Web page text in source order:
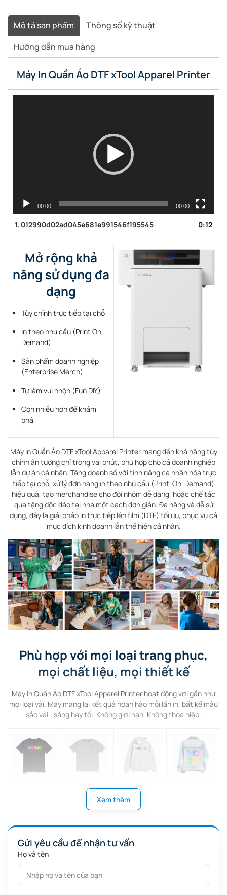
Mô tả sản phẩm
Thông số kỹ thuật
Hướng dẫn mua hàng
Máy In Quần Áo DTF xTool Apparel Printer
00:00 00:00
1. 012990d02ad045e681e991546f195545 0:12
Mở rộng khả
năng sử dụng đa
dạng
Tùy chỉnh trực tiếp tại chỗ
In theo nhu cầu (Print On
Demand)
Sản phẩm doanh nghiệp
(Enterprise Merch)
Tự làm vui nhộn (Fun DIY)
Còn nhiều hơn để khám
phá
Máy In Quần Áo DTF xTool Apparel Printer mang đến khả năng tùy
chỉnh ấn tượng chỉ trong vài phút, phù hợp cho cả doanh nghiệp
lẫn dự án cá nhân. Tăng doanh số với tính năng cá nhân hóa trực
tiếp tại chỗ, xử lý đơn hàng in theo nhu cầu (Print-On-Demand)
hiệu quả, tạo merchandise cho đội nhóm dễ dàng, hoặc chế tác
quà tặng độc đáo tại nhà một cách đơn giản. Đa năng và dễ sử
dụng, đây là giải pháp in trực tiếp lên film (DTF) tối ưu, phục vụ cả
mục đích kinh doanh lẫn thể hiện cá nhân.
Phù hợp với mọi loại trang phục,
mọi chất liệu, mọi thiết kế
Máy In Quần Áo DTF xTool Apparel Printer hoạt động với gần như
mọi loại vải. Máy mang lại kết quả hoàn hảo mỗi lần in, bất kể màu
sắc vải—sáng hay tối. Không giới hạn. Không thỏa hiệp.
Áo thun
spandex
Áo hoodie
cotton
Xem thêm
Gửi yêu cầu để nhận tư vấn
Họ và tên